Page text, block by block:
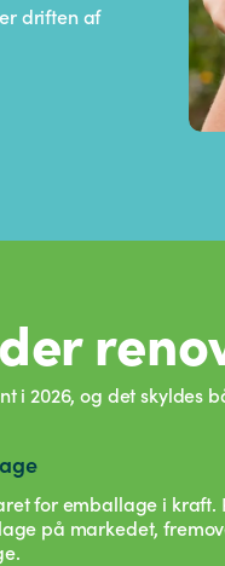
driften af
i 2026, og det skyldes
for emballage i kraft.
på markedet,